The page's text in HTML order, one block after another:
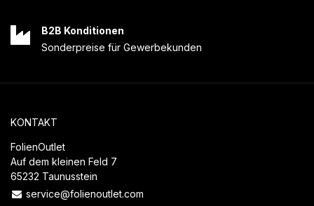
B2B Konditionen
Sonderpreise für Gewerbekunden
KONTAKT
FolienOutlet
Auf dem kleinen Feld 7
65232 Taunusstein
service@folienoutlet.com